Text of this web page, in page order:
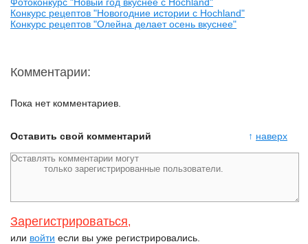
Конкурс рецептов "Новогодние истории с Hochland"
Конкурс рецептов "Олейна делает осень вкуснее"
Комментарии:
Пока нет комментариев.
↑ наверх
Оставить свой комментарий
Зарегистрироваться,
или войти если вы уже регистрировались.